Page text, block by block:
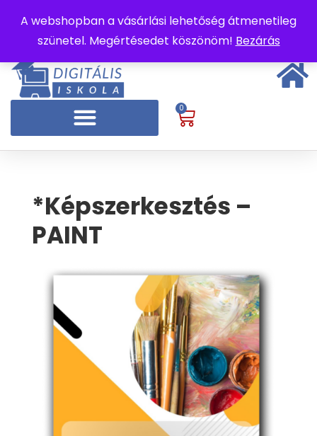
A webshopban a vásárlási lehetőség átmenetileg
szünetel. Megértésedet köszönöm! Bezárás
0
*Képszerkesztés –
PAINT